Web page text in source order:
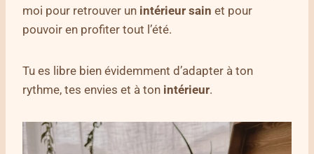
moi pour retrouver un intérieur sain et pour
pouvoir en profiter tout l’été.
Tu es libre bien évidemment d’adapter à ton
rythme, tes envies et à ton intérieur.